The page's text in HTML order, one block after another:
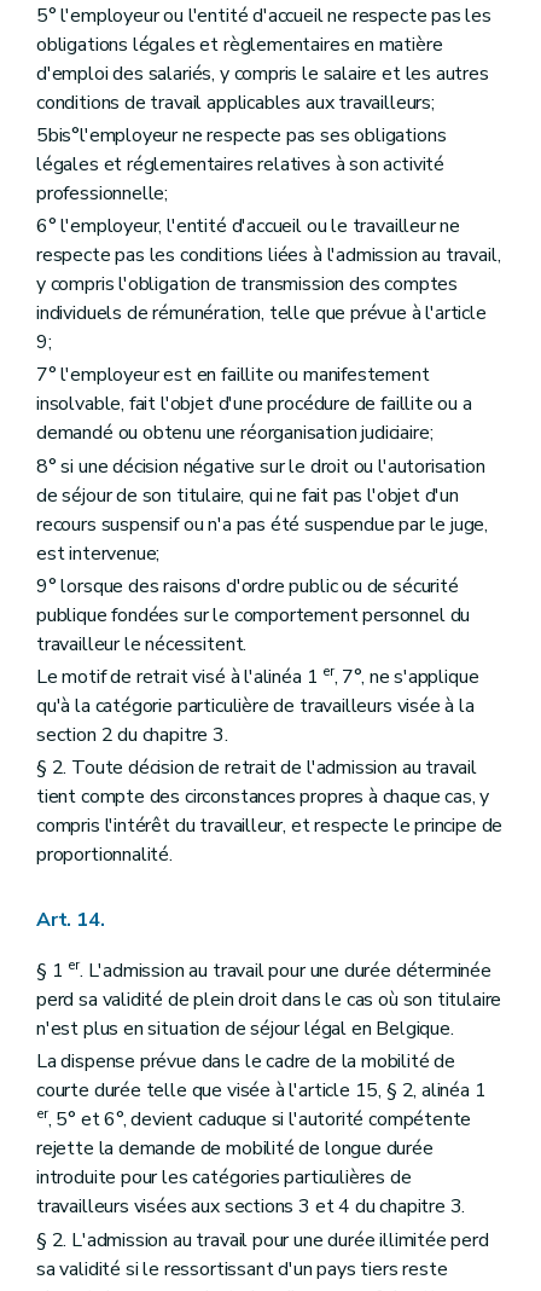
5° l'employeur ou l'entité d'accueil ne respecte pas les
obligations légales et règlementaires en matière
d'emploi des salariés, y compris le salaire et les autres
conditions de travail applicables aux travailleurs;
5bis°l'employeur ne respecte pas ses obligations
légales et réglementaires relatives à son activité
professionnelle;
6° l'employeur, l'entité d'accueil ou le travailleur ne
respecte pas les conditions liées à l'admission au travail,
y compris l'obligation de transmission des comptes
individuels de rémunération, telle que prévue à l'article
9;
7° l'employeur est en faillite ou manifestement
insolvable, fait l'objet d'une procédure de faillite ou a
demandé ou obtenu une réorganisation judiciaire;
8° si une décision négative sur le droit ou l'autorisation
de séjour de son titulaire, qui ne fait pas l'objet d'un
recours suspensif ou n'a pas été suspendue par le juge,
est intervenue;
9° lorsque des raisons d'ordre public ou de sécurité
publique fondées sur le comportement personnel du
travailleur le nécessitent.
Le motif de retrait visé à l'alinéa 1 er, 7°, ne s'applique
qu'à la catégorie particulière de travailleurs visée à la
section 2 du chapitre 3.
§ 2. Toute décision de retrait de l'admission au travail
tient compte des circonstances propres à chaque cas, y
compris l'intérêt du travailleur, et respecte le principe de
proportionnalité.
Art. 14.
§ 1 er. L'admission au travail pour une durée déterminée
perd sa validité de plein droit dans le cas où son titulaire
n'est plus en situation de séjour légal en Belgique.
La dispense prévue dans le cadre de la mobilité de
courte durée telle que visée à l'article 15, § 2, alinéa 1
er, 5° et 6°, devient caduque si l'autorité compétente
rejette la demande de mobilité de longue durée
introduite pour les catégories particulières de
travailleurs visées aux sections 3 et 4 du chapitre 3.
§ 2. L'admission au travail pour une durée illimitée perd
sa validité si le ressortissant d'un pays tiers reste